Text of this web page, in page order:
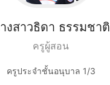
งสาวธิดา ธรรมชาติ
ครูผู้สอน
ครูประจำชั้นอนุบาล 1/3